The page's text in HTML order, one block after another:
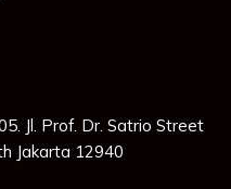
Jl. Prof. Dr. Satrio Street
Jakarta 12940